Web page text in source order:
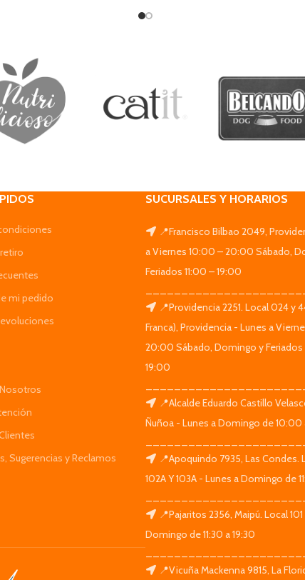
mi pedido
Sugerencias y Reclamos
SUCURSALES Y HORARIOS
📍Francisco Bilbao 2049,
a Viernes 10:00 – 20:00 Sábado,
Feriados 11:00 – 19:00
📍Providencia 2251. Local 024 y
Franca), Providencia - Lunes a
20:00 Sábado, Domingo y Feriados
19:00
📍Alcalde Eduardo Castillo
Ñuñoa - Lunes a Domingo de 10:00
📍Apoquindo 7935, Las Condes.
102A Y 103A - Lunes a Domingo de
📍Pajaritos 2356, Maipú. Local
Domingo de 11:30 a 19:30
📍Vicuña Mackenna 9815, La